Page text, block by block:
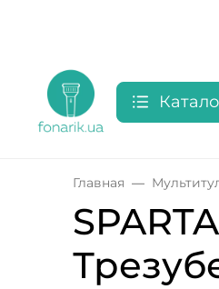
Главная